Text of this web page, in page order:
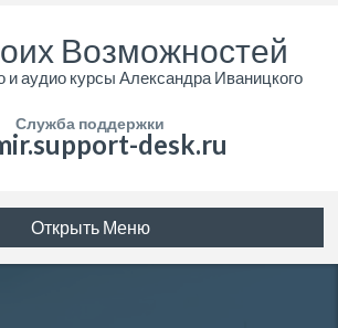
Возможностей
и аудио курсы Александра Иваницкого
Служба поддержки
desk.ru
Открыть Меню